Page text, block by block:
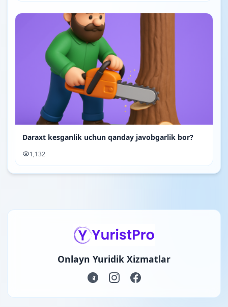
Daraxt kesganlik uchun qanday javobgarlik bor?
1,132
Onlayn Yuridik Xizmatlar